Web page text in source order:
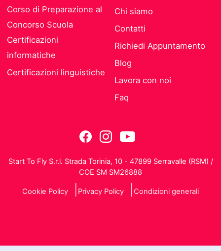
Corso di Preparazione al
Concorso Scuola
Certificazioni
informatiche
Certificazioni linguistiche
Chi siamo
Contatti
Richiedi Appuntamento
Blog
Lavora con noi
Faq
Start To Fly S.r.l. Strada Torinia, 10 - 47899 Serravalle (RSM) /
COE SM SM26888
Cookie Policy Privacy Policy Condizioni generali